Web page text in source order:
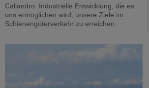
Caliandro: Industrielle Entwicklung, die es
uns ermöglichen wird, unsere Ziele im
Schienengüterverkehr zu erreichen.